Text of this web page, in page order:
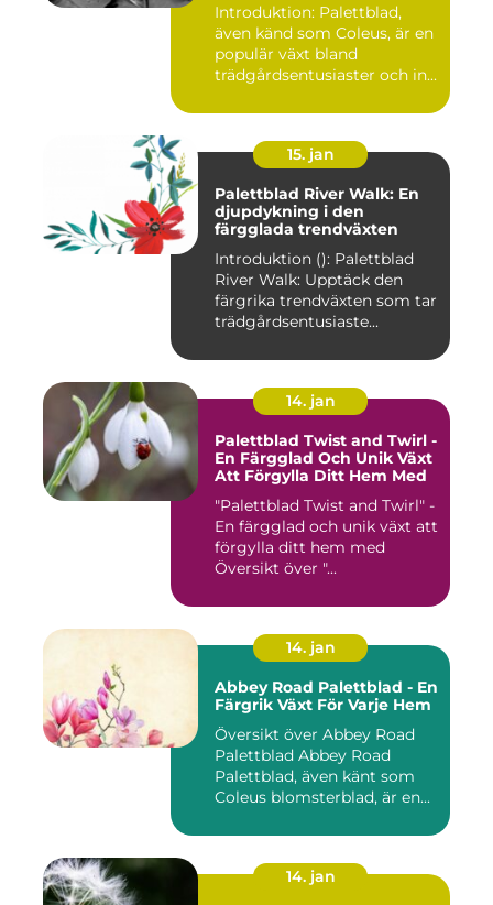
Introduktion: Palettblad,
även känd som Coleus, är en
populär växt bland
trädgårdsentusiaster och in...
15. jan
Palettblad River Walk: En
djupdykning i den
färgglada trendväxten
Introduktion (): Palettblad
River Walk: Upptäck den
färgrika trendväxten som tar
trädgårdsentusiaste...
14. jan
Palettblad Twist and Twirl -
En Färgglad Och Unik Växt
Att Förgylla Ditt Hem Med
"Palettblad Twist and Twirl" -
En färgglad och unik växt att
förgylla ditt hem med
Översikt över "...
14. jan
Abbey Road Palettblad - En
Färgrik Växt För Varje Hem
Översikt över Abbey Road
Palettblad Abbey Road
Palettblad, även känt som
Coleus blomsterblad, är en...
14. jan